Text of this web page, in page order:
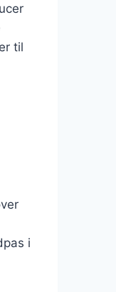
til
i